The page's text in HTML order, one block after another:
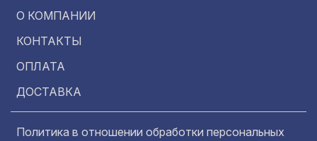
О КОМПАНИИ
КОНТАКТЫ
ОПЛАТА
ДОСТАВКА
Политика в отношении обработки персональных